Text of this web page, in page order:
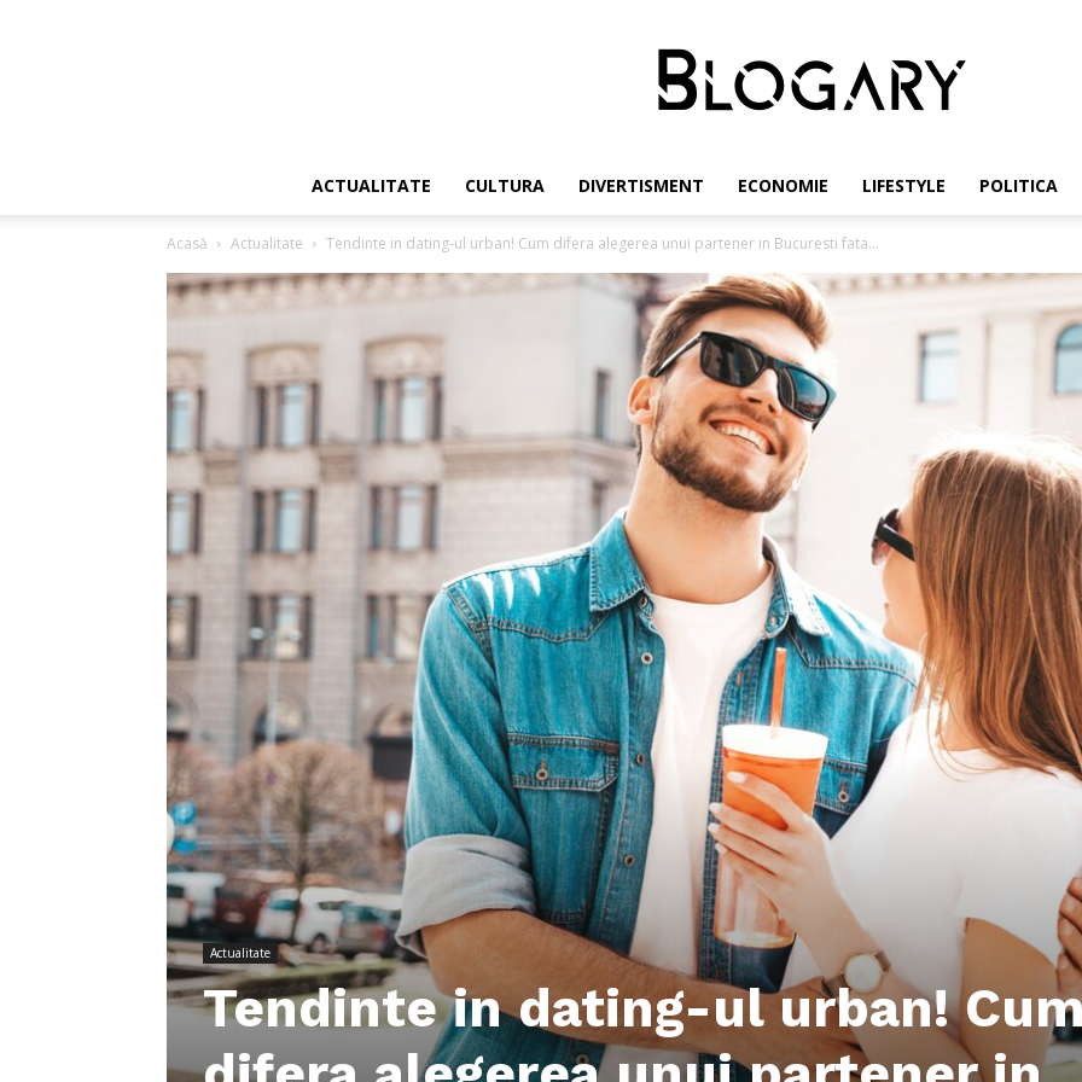
Blogary
ACTUALITATE CULTURA DIVERTISMENT ECONOMIE LIFESTYLE POLITICA
Acasă Actualitate Tendinte in dating-ul urban! Cum difera alegerea unui partener in Bucuresti fata...
Actualitate
Tendinte in dating-ul urban!